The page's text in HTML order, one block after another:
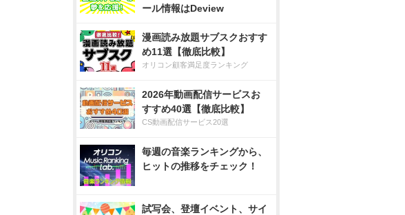
ール情報はDeview
漫画読み放題サブスクおすす
め11選【徹底比較】
オリコン顧客満足度ランキング
2026年動画配信サービスお
すすめ40選【徹底比較】
CS動画配信サービス20選
毎週の音楽ランキングから、
ヒットの推移をチェック！
試写会、登壇イベント、サイ